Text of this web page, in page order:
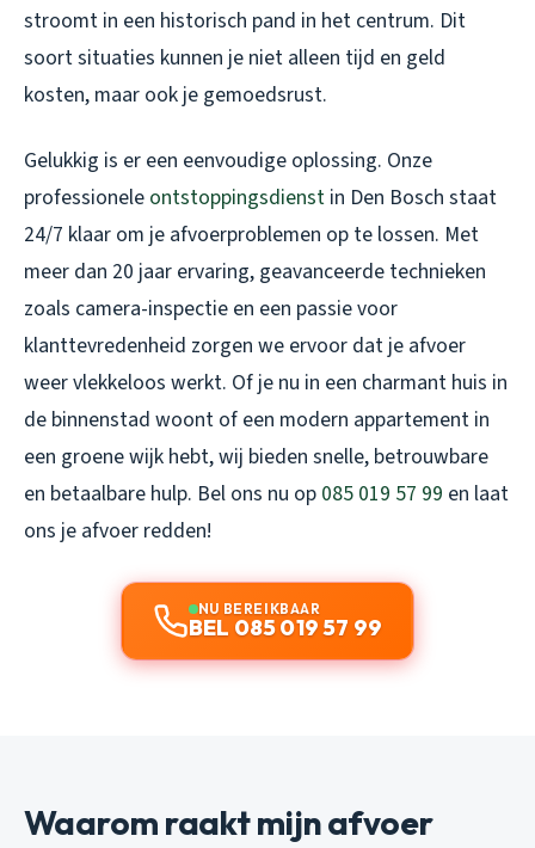
stroomt in een historisch pand in het centrum. Dit
soort situaties kunnen je niet alleen tijd en geld
kosten, maar ook je gemoedsrust.
Gelukkig is er een eenvoudige oplossing. Onze
professionele ontstoppingsdienst in Den Bosch staat
24/7 klaar om je afvoerproblemen op te lossen. Met
meer dan 20 jaar ervaring, geavanceerde technieken
zoals camera-inspectie en een passie voor
klanttevredenheid zorgen we ervoor dat je afvoer
weer vlekkeloos werkt. Of je nu in een charmant huis in
de binnenstad woont of een modern appartement in
een groene wijk hebt, wij bieden snelle, betrouwbare
en betaalbare hulp. Bel ons nu op 085 019 57 99 en laat
ons je afvoer redden!
NU BEREIKBAAR
BEL 085 019 57 99
Waarom raakt mijn afvoer